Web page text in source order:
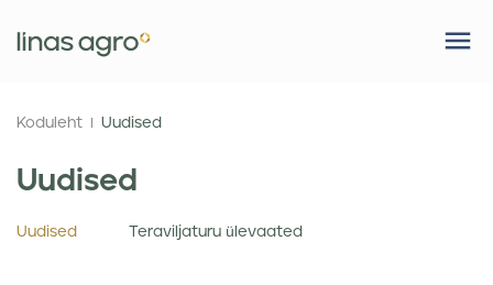
Koduleht Uudised
Uudised
Uudised Teraviljaturu ülevaated